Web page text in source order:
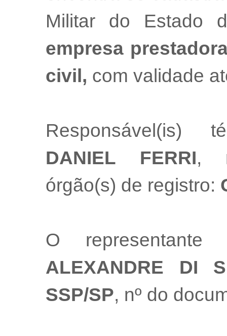
Militar do Estado
empresa
civil, com validade
Responsável(is)
DANIEL FERRI,
órgão(s) de registro:
O
ALEXANDRE DI
SSP/SP, nº do